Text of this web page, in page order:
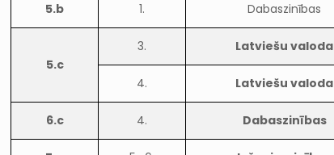
5.b 1. Dabaszinības
5.c
3. Latviešu valoda
4. Latviešu valoda
6.c 4. Dabaszinības